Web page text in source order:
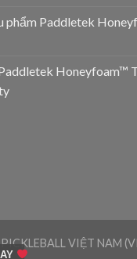
phẩm Paddletek
Honeyfoam™
VIỆT NAM